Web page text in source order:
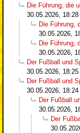
Die Führung, die
30.05.2026, 18:28
Die Führung,
30.05.2026,
Die Führung,
30.05.2026,
Der Fußball und
30.05.2026, 18:25
Der Fußball und
30.05.2026, 18:24
Der Fußball
30.05.2026,
Der